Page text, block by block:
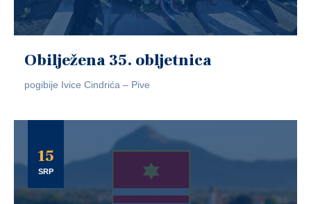
Obilježena 35. obljetnica
pogibije Ivice Cindrića – Pive
15
SRP